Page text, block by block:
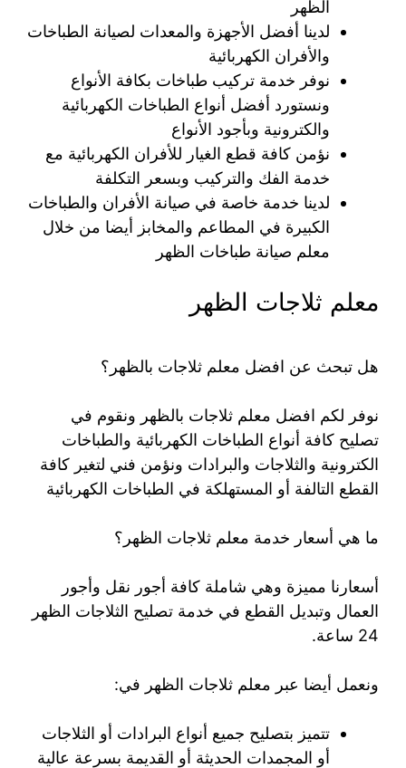
الظهر
لدينا أفضل الأجهزة والمعدات لصيانة الطباخات
والأفران الكهربائية
نوفر خدمة تركيب طباخات بكافة الأنواع
ونستورد أفضل أنواع الطباخات الكهربائية
والكترونية وبأجود الأنواع
نؤمن كافة قطع الغيار للأفران الكهربائية مع
خدمة الفك والتركيب وبسعر التكلفة
لدينا خدمة خاصة في صيانة الأفران والطباخات
الكبيرة في المطاعم والمخابز أيضا من خلال
معلم صيانة طباخات الظهر
معلم ثلاجات الظهر
هل تبحث عن افضل معلم ثلاجات بالظهر؟
نوفر لكم افضل معلم ثلاجات بالظهر ونقوم في
تصليح كافة أنواع الطباخات الكهربائية والطباخات
الكترونية والثلاجات والبرادات ونؤمن فني لتغير كافة
القطع التالفة أو المستهلكة في الطباخات الكهربائية
ما هي أسعار خدمة معلم ثلاجات الظهر؟
أسعارنا مميزة وهي شاملة كافة أجور نقل وأجور
العمال وتبديل القطع في خدمة تصليح الثلاجات الظهر
24 ساعة.
ونعمل أيضا عبر معلم ثلاجات الظهر في:
تتميز بتصليح جميع أنواع البرادات أو الثلاجات
أو المجمدات الحديثة أو القديمة بسرعة عالية